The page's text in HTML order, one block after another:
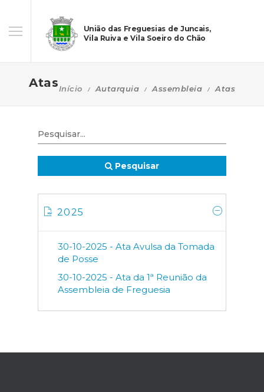
União das Freguesias de Juncais,
Vila Ruiva e Vila Soeiro do Chão
AtasInício Autarquia Assembleia Atas
Pesquisar
2025
30-10-2025 - Ata Avulsa da Tomada
de Posse
30-10-2025 - Ata da 1ª Reunião da
Assembleia de Freguesia